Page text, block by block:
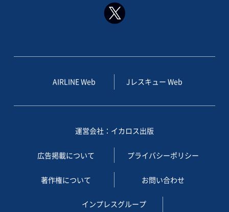
AIRLINE Web Jレスキュー Web
運営会社：イカロス出版
広告掲載について プライバシーポリシー
著作権について お問い合わせ
インプレスグループ